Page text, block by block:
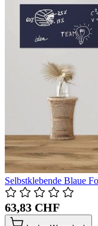
Selbstklebende Blaue
63,83 CHF